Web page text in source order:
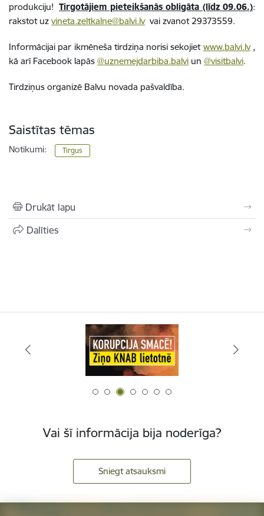
produkciju! Tirgotājiem pieteikšanās obligāta (līdz 09.06.):
rakstot uz vineta.zeltkalne@balvi.lv vai zvanot 29373559.
Informācijai par ikmēneša tirdziņa norisi sekojiet www.balvi.lv ,
kā arī Facebook lapās @uznemejdarbiba.balvi un @visitbalvi.
Tirdziņus organizē Balvu novada pašvaldība.
Saistītas tēmas
Notikumi: Tirgus
Drukāt lapu
Dalīties
Vai šī informācija bija noderīga?
Sniegt atsauksmi